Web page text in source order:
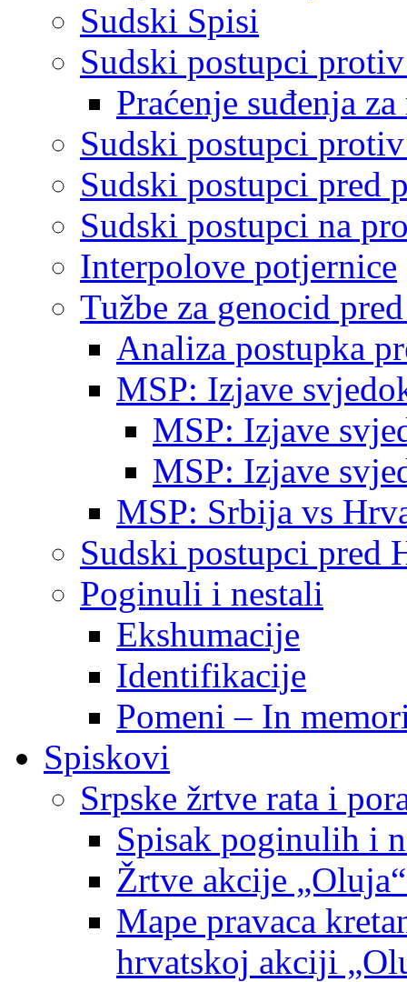
Sudski Spisi
Sudski postupci
Praćenje suđenja
Sudski postupci
Sudski postupci pred
Sudski postupci na
Interpolove potjernice
Tužbe za genocid
Analiza postupka
MSP: Izjave
MSP: Izjave
MSP: Izjave
MSP: Srbija vs
Sudski postupci pred
Poginuli i nestali
Ekshumacije
Identifikacije
Pomeni – In
Spiskovi
Srpske žrtve rata i
Spisak poginulih i
Žrtve akcije
Mape pravaca
hrvatskoj akciji